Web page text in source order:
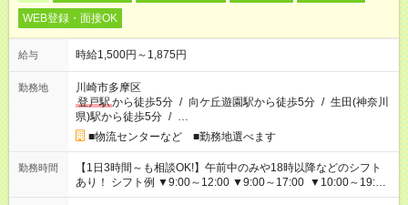
WEB登録・面接OK
給与 時給1,500円～1,875円
勤務地
川崎市多摩区
登戸駅から徒歩5分 / 向ケ丘遊園駅から徒歩5分 / 生田(神奈川
県)駅から徒歩5分 / …
■物流センターなど ■勤務地選べます
勤務時間
【1日3時間～も相談OK!】午前中のみや18時以降などのシフト
あり！ シフト例 ▼9:00～12:00 ▼9:00～17:00 ▼10:00～19:00
▼18:00～21:00